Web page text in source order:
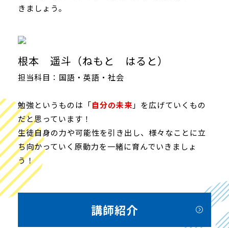
きましょう。
根本 遥斗（ねもと はると）
担当科目：国語・英語・社会
勉強というものは「自分の未来 」を広げていくもの
だと思っています！
生徒自身の力や可能性を引き出し、様々なことに立
ち向かっていく原動力を一緒に育んでいきましょ
う！
講師紹介